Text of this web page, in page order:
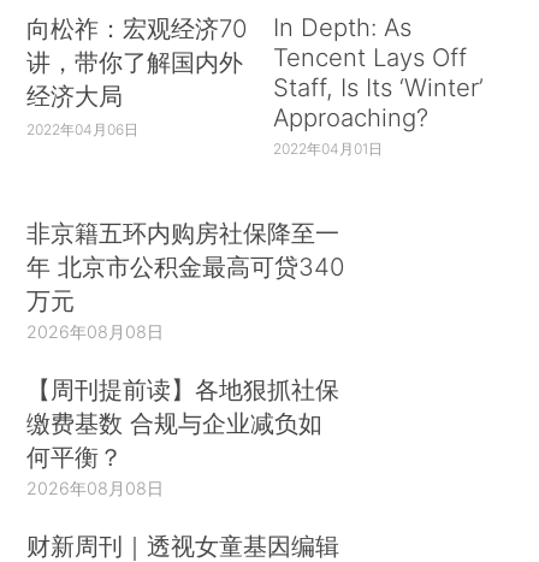
向松祚：宏观经济70
讲，带你了解国内外
经济大局
2022年04月06日
In Depth: As
Tencent Lays Off
Staff, Is Its ‘Winter’
Approaching?
2022年04月01日
非京籍五环内购房社保降至一
年 北京市公积金最高可贷340
万元
2026年08月08日
【周刊提前读】各地狠抓社保
缴费基数 合规与企业减负如
何平衡？
2026年08月08日
财新周刊｜透视女童基因编辑